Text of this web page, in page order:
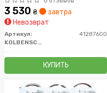
3 530 ₴
завтра
Невозврат
Артикул:
41287600
KOLBENSCHMIDT
КУПИТЬ